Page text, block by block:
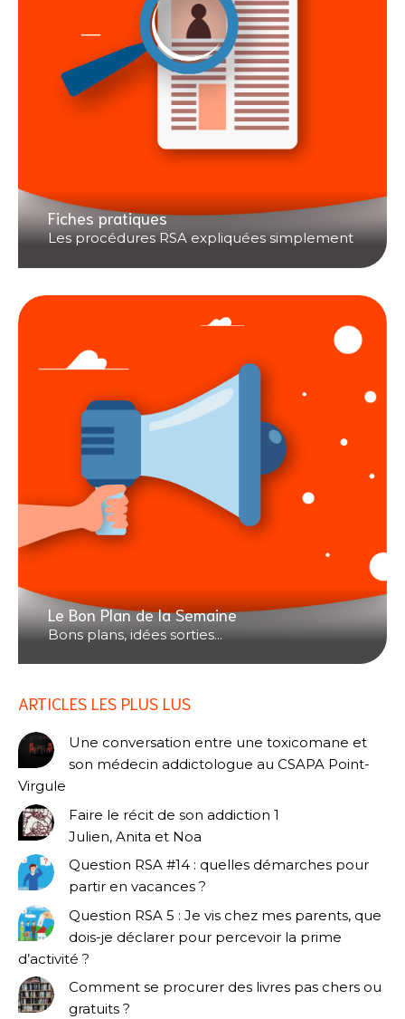
Fiches pratiques
Les procédures RSA expliquées simplement
Le Bon Plan de la Semaine
Bons plans, idées sorties...
ARTICLES LES PLUS LUS
Une conversation entre une toxicomane et
son médecin addictologue au CSAPA Point-
Virgule
Faire le récit de son addiction 1
Julien, Anita et Noa
Question RSA #14 : quelles démarches pour
partir en vacances ?
Question RSA 5 : Je vis chez mes parents, que
dois-je déclarer pour percevoir la prime
d’activité ?
Comment se procurer des livres pas chers ou
gratuits ?